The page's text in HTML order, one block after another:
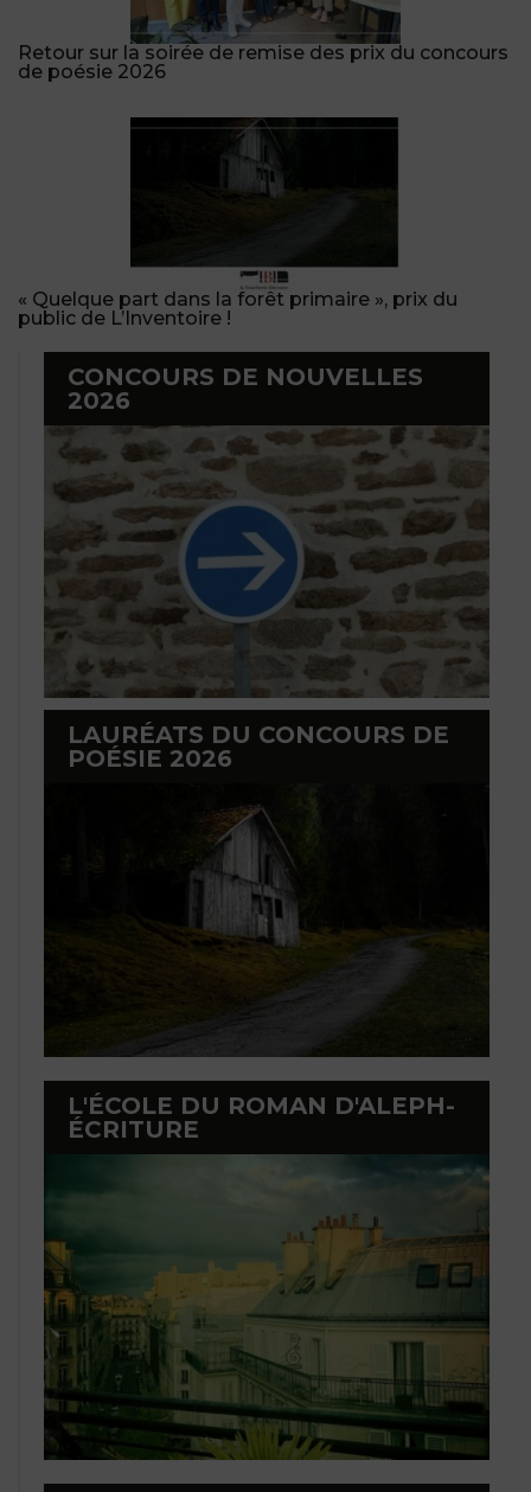
Retour sur la soirée de remise des prix du concours
de poésie 2026
« Quelque part dans la forêt primaire », prix du
public de L’Inventoire !
CONCOURS DE NOUVELLES
2026
LAURÉATS DU CONCOURS DE
POÉSIE 2026
L'ÉCOLE DU ROMAN D'ALEPH-
ÉCRITURE